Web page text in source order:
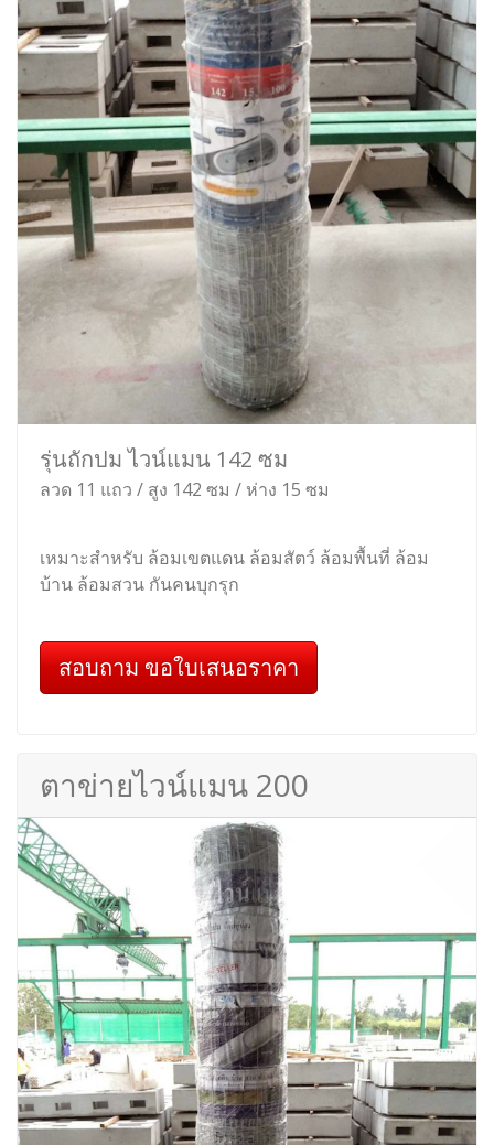
รุ่นถักปม ไวน์แมน 142 ซม
ลวด 11 แถว / สูง 142 ซม / ห่าง 15 ซม
เหมาะสำหรับ ล้อมเขตแดน ล้อมสัตว์ ล้อมพื้นที่ ล้อม
บ้าน ล้อมสวน กันคนบุกรุก
สอบถาม ขอใบเสนอราคา
ตาข่ายไวน์แมน 200